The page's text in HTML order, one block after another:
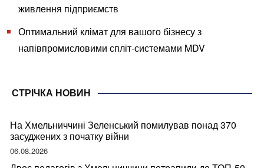
живлення підприємств
Оптимальний клімат для вашого бізнесу з
напівпромисловими спліт-системами MDV
СТРІЧКА НОВИН
На Хмельниччині Зеленський помилував понад 370
засуджених з початку війни
06.08.2026